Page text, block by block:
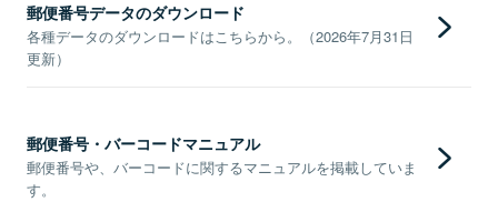
郵便番号データのダウンロード
各種データのダウンロードはこちらから。（2026年7月31日
更新）
郵便番号・バーコードマニュアル
郵便番号や、バーコードに関するマニュアルを掲載していま
す。